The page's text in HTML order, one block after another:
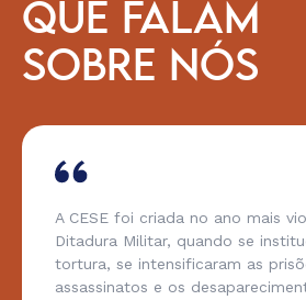
QUE FALAM
SOBRE NÓS
A CESE foi criada no ano mais
Ditadura Militar, quando se
tortura, se intensificaram as
assassinatos e os